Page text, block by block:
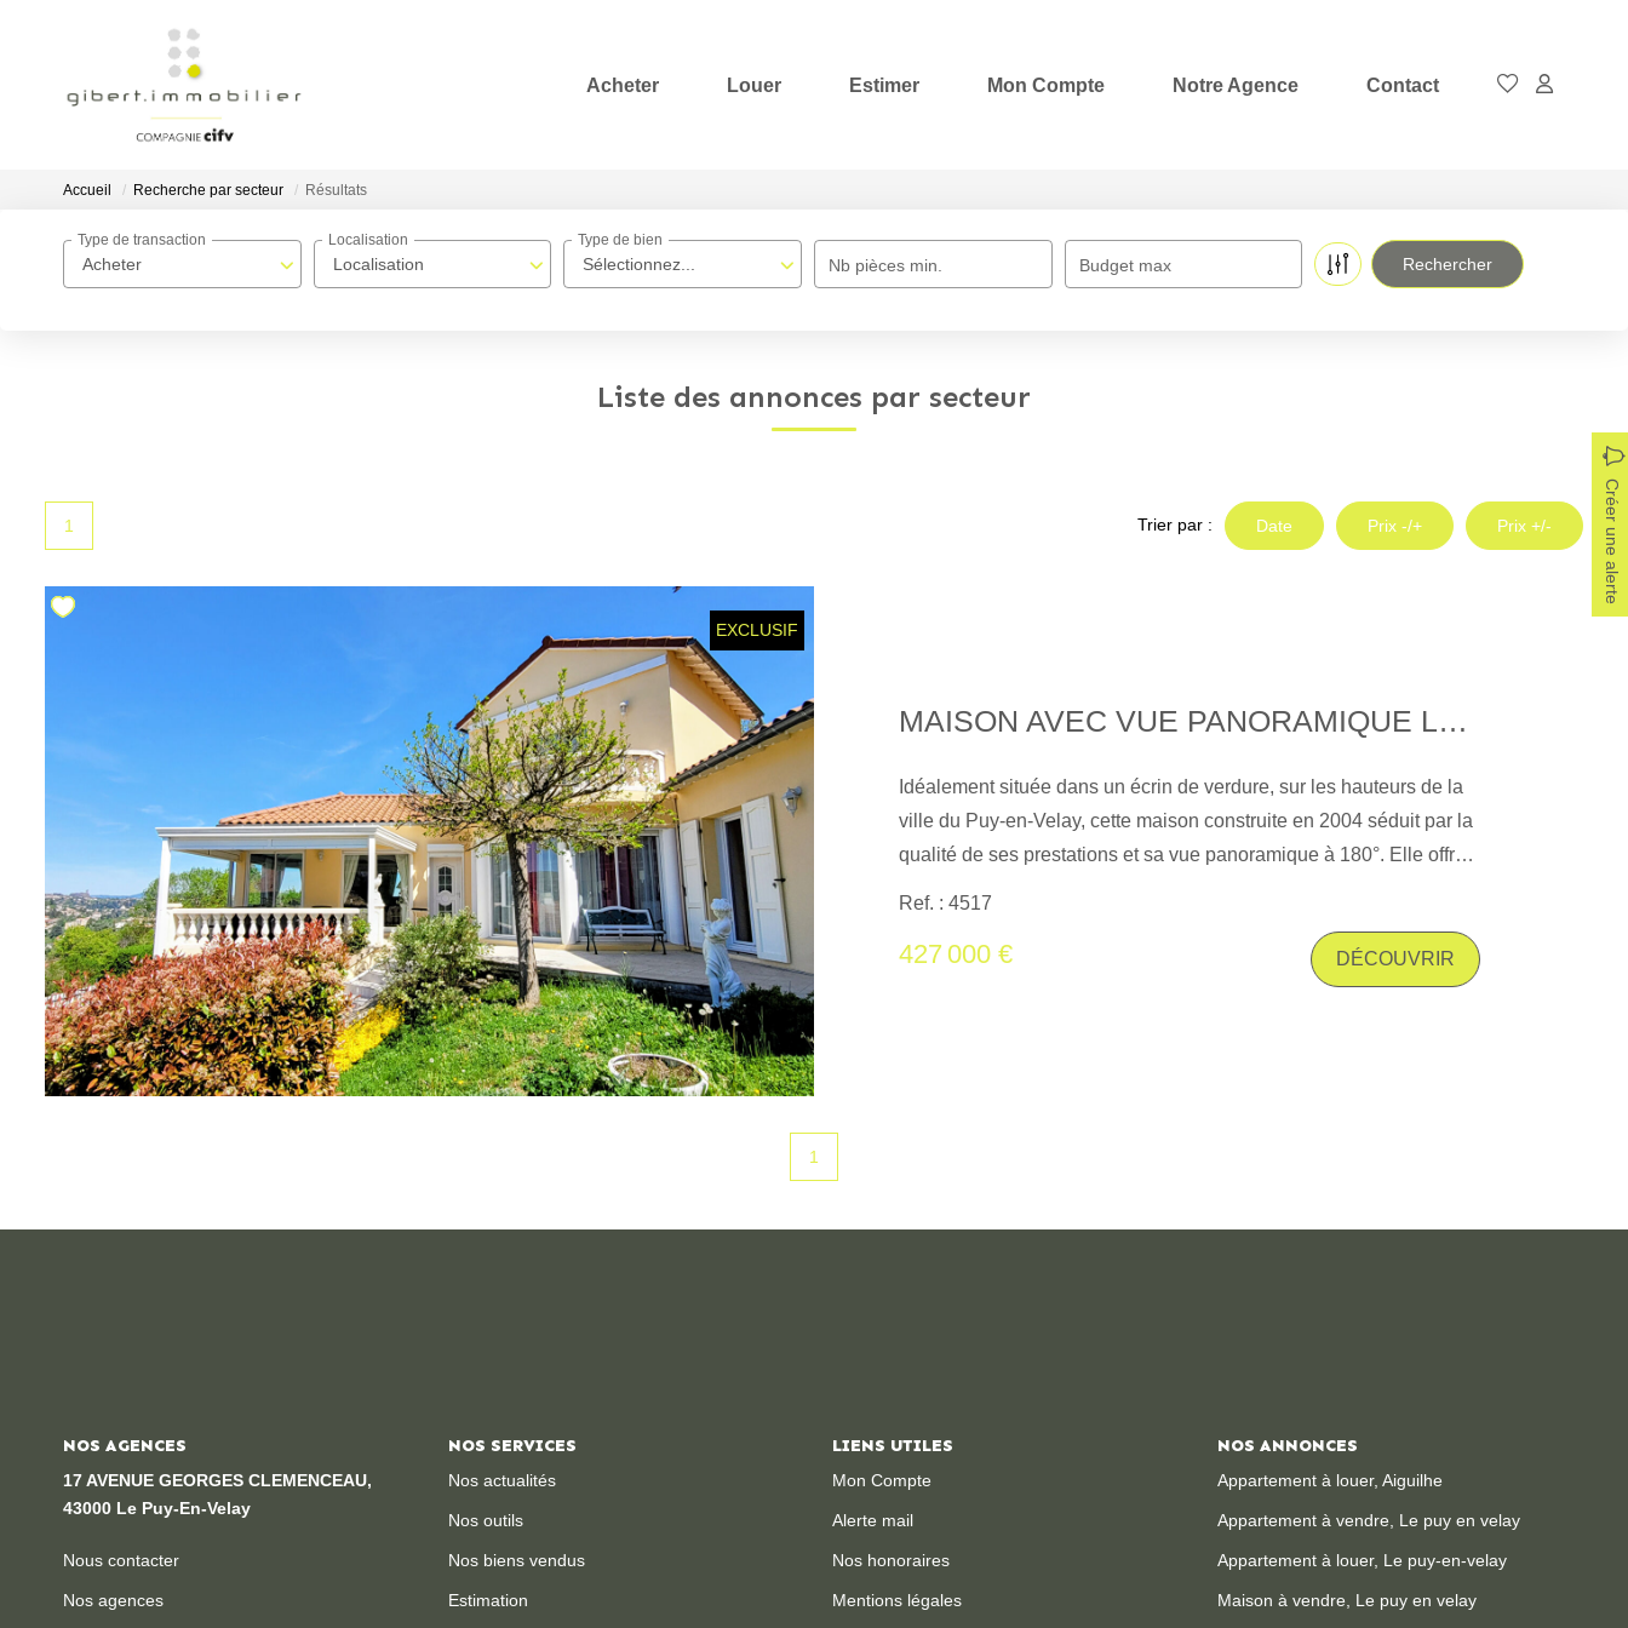
Acheter Louer Estimer Mon Compte Notre Agence Contact
Accueil Recherche par secteur Résultats
Acheter
Type de transaction
Localisation
Localisation
Sélectionnez...
Type de bien
Nb pièces min. Budget max
Liste des annonces par secteur
Créer une alerte
1 Trier par : Date Prix -/+ Prix +/-
EXCLUSIF
MAISON AVEC VUE PANORAMIQUE LE PUY-EN-VELAY
Idéalement située dans un écrin de verdure, sur les hauteurs de la
ville du Puy-en-Velay, cette maison construite en 2004 séduit par la
qualité de ses prestations et sa vue panoramique à 180°. Elle offre
cuisine équipée de 18 m², un bureau, 3 chambres spacieuses avec
pour chacune une salle d'eau privative. Au sous-sol, vous
extérieurs et peuvent être alimentés par la cuve de récupération
Ref. : 4517
427 000 € DÉCOUVRIR
1
NOS AGENCES
17 AVENUE GEORGES CLEMENCEAU,
43000 Le Puy-En-Velay
Nous contacter
Nos agences
NOS SERVICES
Nos actualités
Nos outils
Nos biens vendus
Estimation
LIENS UTILES
Mon Compte
Alerte mail
Nos honoraires
Mentions légales
NOS ANNONCES
Appartement à louer, Aiguilhe
Appartement à vendre, Le puy en velay
Appartement à louer, Le puy-en-velay
Maison à vendre, Le puy en velay